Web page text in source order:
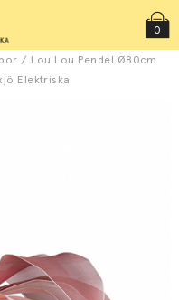
0
/ Lou Lou Pendel Ø80cm
Elektriska